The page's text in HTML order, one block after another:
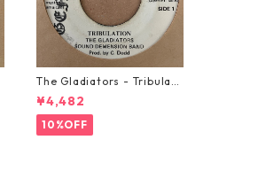
The Gladiators - Tribulati
on【7-21365】
¥4,482
10%OFF